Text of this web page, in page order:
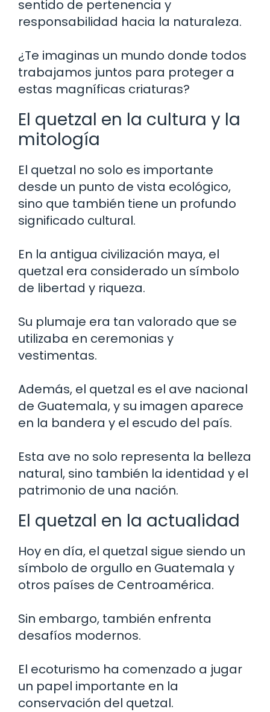
sentido de pertenencia y
responsabilidad hacia la naturaleza.
¿Te imaginas un mundo donde todos
trabajamos juntos para proteger a
estas magníficas criaturas?
El quetzal en la cultura y la
mitología
El quetzal no solo es importante
desde un punto de vista ecológico,
sino que también tiene un profundo
significado cultural.
En la antigua civilización maya, el
quetzal era considerado un símbolo
de libertad y riqueza.
Su plumaje era tan valorado que se
utilizaba en ceremonias y
vestimentas.
Además, el quetzal es el ave nacional
de Guatemala, y su imagen aparece
en la bandera y el escudo del país.
Esta ave no solo representa la belleza
natural, sino también la identidad y el
patrimonio de una nación.
El quetzal en la actualidad
Hoy en día, el quetzal sigue siendo un
símbolo de orgullo en Guatemala y
otros países de Centroamérica.
Sin embargo, también enfrenta
desafíos modernos.
El ecoturismo ha comenzado a jugar
un papel importante en la
conservación del quetzal.